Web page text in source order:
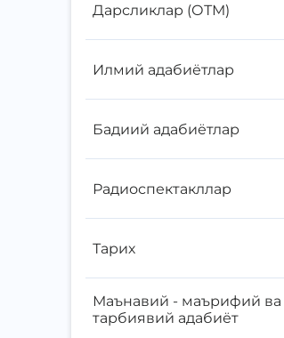
Дарсликлар (ОТМ)
Илмий адабиётлар
Бадиий адабиётлар
Радиоспектакллар
Тарих
Маънавий - маърифий ва
тарбиявий адабиёт